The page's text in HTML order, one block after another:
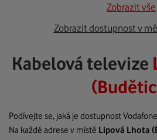
Zobrazit vše
Zobrazit dostupnost v
Kabelová televize
Podívejte se, jaká je dostupnost
Na každé adrese v místě Lipová Lhota